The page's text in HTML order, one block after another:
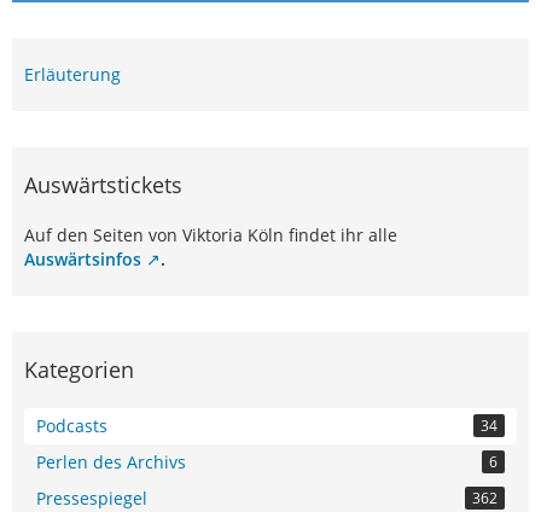
Erläuterung
Auswärtstickets
Auf den Seiten von Viktoria Köln findet ihr alle
Auswärtsinfos
.
Kategorien
Podcasts 34
Perlen des Archivs 6
Pressespiegel 362